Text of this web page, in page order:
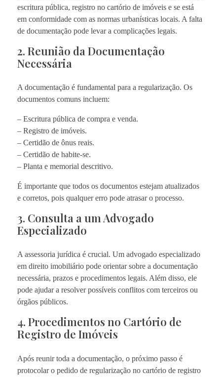
escritura pública, registro no cartório de imóveis e se está
em conformidade com as normas urbanísticas locais. A falta
de documentação pode levar a complicações legais.
2. Reunião da Documentação
Necessária
A documentação é fundamental para a regularização. Os
documentos comuns incluem:
– Escritura pública de compra e venda.
– Registro de imóveis.
– Certidão de ônus reais.
– Certidão de habite-se.
– Planta e memorial descritivo.
É importante que todos os documentos estejam atualizados
e corretos, pois qualquer erro pode atrasar o processo.
3. Consulta a um Advogado
Especializado
A assessoria jurídica é crucial. Um advogado especializado
em direito imobiliário pode orientar sobre a documentação
necessária, prazos e procedimentos legais. Além disso, ele
pode ajudar a resolver possíveis conflitos com terceiros ou
órgãos públicos.
4. Procedimentos no Cartório de
Registro de Imóveis
Após reunir toda a documentação, o próximo passo é
protocolar o pedido de regularização no cartório de registro